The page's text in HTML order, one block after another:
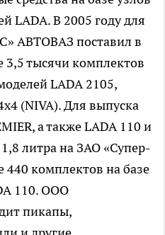
LADA. В 2005 году для
АВТОВАЗ поставил в
3,5 тысячи комплектов
LADA 2105,
(NIVA). Для выпуска
а также LADA 110 и
литра на ЗАО «Супер-
комплектов на базе
110. ООО
пикапы,